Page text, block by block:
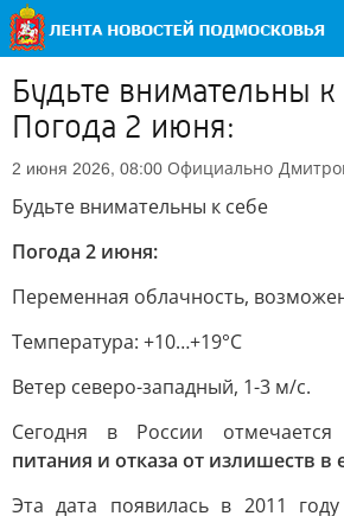
Будьте внимательны к
Погода 2 июня:
2 июня 2026, 08:00 Официально
Будьте внимательны к себе
Погода 2 июня:
Переменная облачность,
Температура: +10…+19°C
Ветер северо-западный, 1-3 м/с.
Сегодня в России отмечается
питания и отказа от излишеств в
Эта дата появилась в 2011